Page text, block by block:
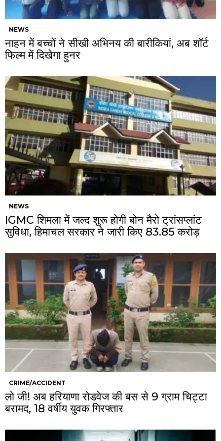
NEWS
नाहन में बच्चों ने सीखी अभिनय की बारीकियां, अब शॉर्ट
फिल्म में दिखेगा हुनर
NEWS
IGMC शिमला में जल्द शुरू होगी बोन मैरो ट्रांसप्लांट
सुविधा, हिमाचल सरकार ने जारी किए ₹83.85 करोड़
CRIME/ACCIDENT
लो जी! अब हरियाणा रोडवेज की बस से 9 ग्राम चिट्टा
बरामद, 18 वर्षीय युवक गिरफ्तार